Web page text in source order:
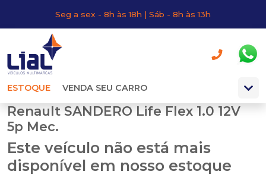
Seg a sex - 8h às 18h | Sáb - 8h às 13h
ESTOQUE VENDA SEU CARRO
Renault SANDERO Life Flex 1.0 12V
5p Mec.
Este veículo não está mais
disponível em nosso estoque